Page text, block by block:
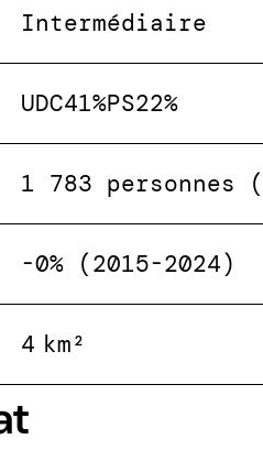
Intermédiaire
UDC41%PS22%
1 783 personnes
-0% (2015-2024)
4 km²